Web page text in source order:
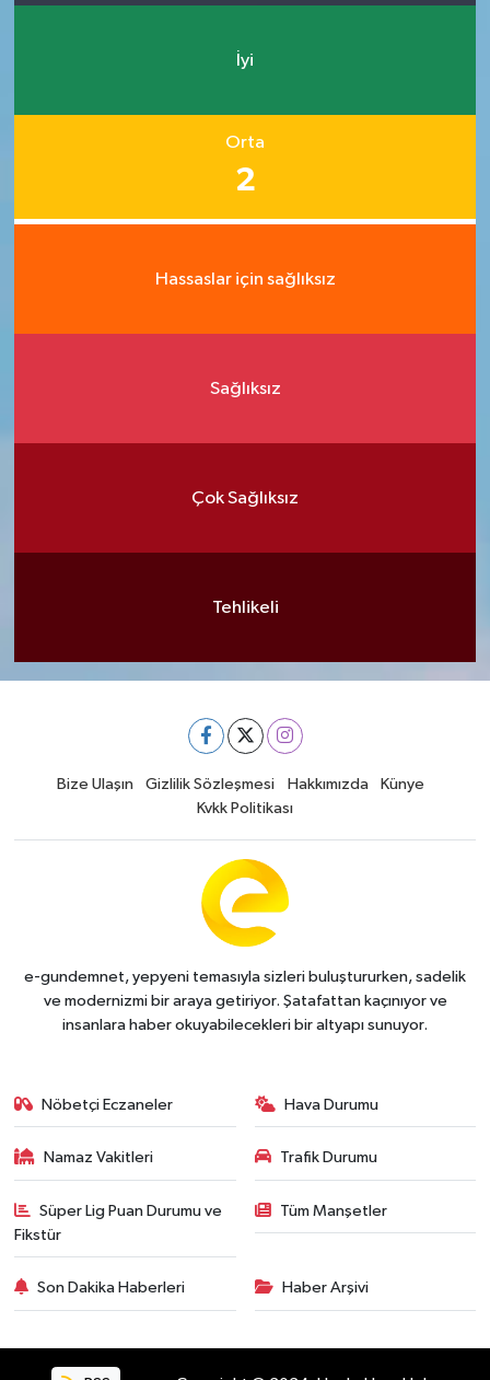
İyi
Orta
2
Hassaslar için sağlıksız
Sağlıksız
Çok Sağlıksız
Tehlikeli
Bize Ulaşın Gizlilik Sözleşmesi Hakkımızda
Künye
Kvkk Politikası
e-gundemnet, yepyeni temasıyla sizleri buluştururken, sadelik
ve modernizmi bir araya getiriyor. Şatafattan kaçınıyor ve
insanlara haber okuyabilecekleri bir altyapı sunuyor.
Nöbetçi Eczaneler Hava Durumu
Namaz Vakitleri Trafik Durumu
Süper Lig Puan Durumu ve
Fikstür
Tüm Manşetler
Son Dakika Haberleri Haber Arşivi